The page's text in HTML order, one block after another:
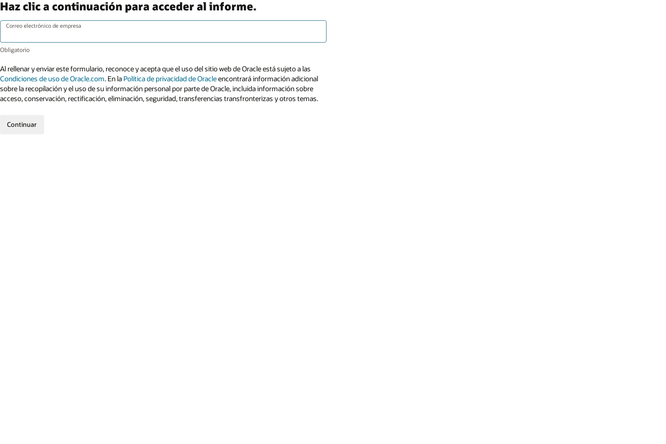
Haz clic a continuación para acceder al informe.
Correo electrónico de empresa
Al rellenar y enviar este formulario, reconoce y acepta que el uso del sitio web de Oracle está sujeto a las
Condiciones de uso de Oracle.com. En la Política de privacidad de Oracleencontrará información adicional
sobre la recopilación y el uso de su información personal por parte de Oracle, incluida información sobre
acceso, conservación, rectificación, eliminación, seguridad, transferencias transfronterizas y otros temas.
Continuar